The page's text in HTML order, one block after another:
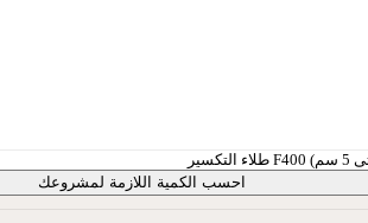
احسب الكمية اللازمة لمشروعك